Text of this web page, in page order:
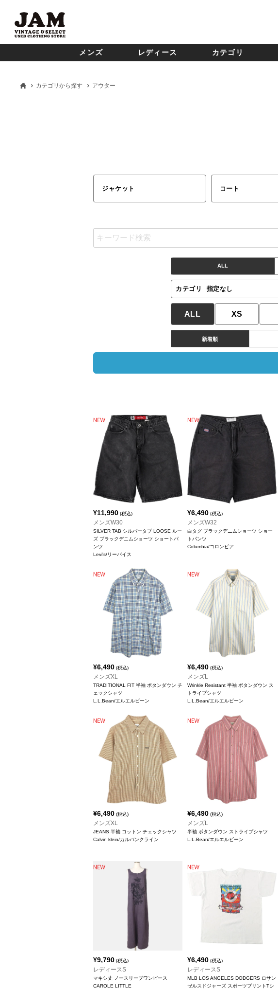
メンズ レディース カテゴリ
カテゴリから探す アウター
ジャケット コート
ALL
カテゴリ 指定なし
ALL XS
新着順
¥11,990 (税込)
メンズW30
SILVER TAB シルバータブ LOOSE ルー
ズ ブラックデニムショーツ ショートパ
ンツ
Levi's/リーバイス
¥6,490 (税込)
メンズW32
白タグ ブラックデニムショーツ ショー
トパンツ
Columbia/コロンビア
¥6,490 (税込)
メンズXL
TRADITIONAL FIT 半袖 ボタンダウン チ
ェックシャツ
L.L.Bean/エルエルビーン
¥6,490 (税込)
メンズL
Wrinkle Resistant 半袖 ボタンダウン ス
トライプシャツ
L.L.Bean/エルエルビーン
¥6,490 (税込)
メンズXL
JEANS 半袖 コットン チェックシャツ
Calvin klein/カルバンクライン
¥6,490 (税込)
メンズL
半袖 ボタンダウン ストライプシャツ
L.L.Bean/エルエルビーン
¥9,790 (税込)
レディースS
マキシ丈 ノースリーブワンピース
CAROLE LITTLE
¥6,490 (税込)
レディースS
MLB LOS ANGELES DODGERS ロサン
ゼルスドジャーズ スポーツプリントTシ